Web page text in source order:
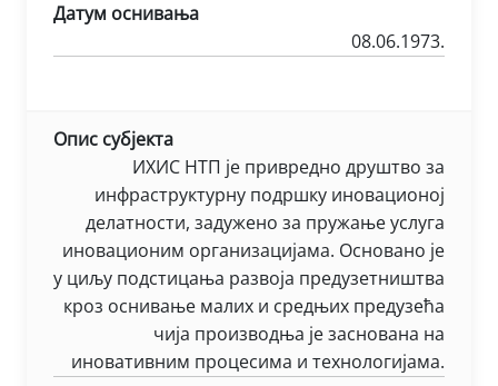
Датум оснивања
08.06.1973.
Опис субјекта
ИХИС НТП је привредно друштво за
инфраструктурну подршку иновационој
делатности, задужено за пружање услуга
иновационим организацијама. Основано је
у циљу подстицања развоја предузетништва
кроз оснивање малих и средњих предузећа
чија производња је заснована на
иновативним процесима и технологијама.